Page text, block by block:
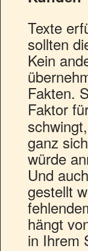
Texte
sollten
Kein
Fakten.
Faktor
ganz
würde
Und
gestellt
hängt
in Ihrem